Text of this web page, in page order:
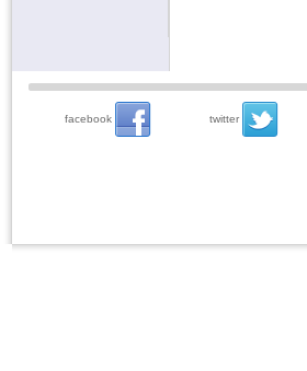
facebook twitter